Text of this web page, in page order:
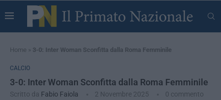
Home » 3-0: Inter Woman Sconfitta dalla Roma Femminile
CALCIO
3-0: Inter Woman Sconfitta dalla Roma Femminile
Scritto da Fabio Faiola 2 Novembre 2025 0 commento